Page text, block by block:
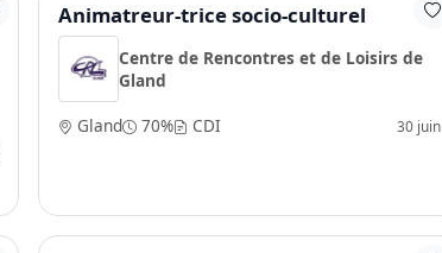
Animatreur-trice socio-culturel
Centre de Rencontres et de Loisirs de
Gland
Gland
70% CDI 30 juin